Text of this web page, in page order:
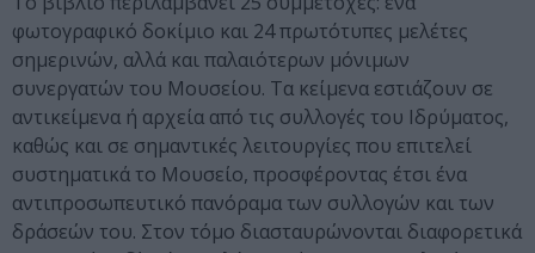
φωτογραφικό δοκίμιο και 24 πρωτότυπες μελέτες
σημερινών, αλλά και παλαιότερων μόνιμων
συνεργατών του Μουσείου. Τα κείμενα εστιάζουν σε
αντικείμενα ή αρχεία από τις συλλογές του Ιδρύματος,
καθώς και σε σημαντικές λειτουργίες που επιτελεί
συστηματικά το Μουσείο, προσφέροντας έτσι ένα
αντιπροσωπευτικό πανόραμα των συλλογών και των
δράσεών του. Στον τόμο διασταυρώνονται διαφορετικά